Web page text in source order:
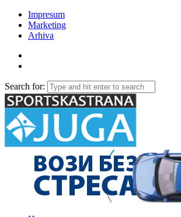
Impresum
Marketing
Arhiva
Search for: